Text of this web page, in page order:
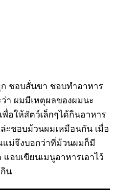
ชอบสั่นขา ชอบทำอาหาร
า ผมมีเหตุผลของผมนะ
อให้สัตว์เล็กๆได้กินอาหาร
ชอบม้วนผมเหมือนกัน เมื่อ
ม่จึงบอกว่าที่ม้วนผมก็มี
อบเขียนเมนูอาหารเอาไว้
น